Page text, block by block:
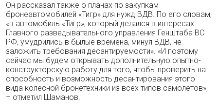
Он рассказал также о планах по закупкам
бронеавтомобилей «Тигр» для нужд ВДВ. По его словам,
«в автомобиль «Тигр», который делался в интересах
Главного разведывательного управления Генштаба ВС
РФ, умудрились в былые времена, минуя ВДВ, не
заложить требования десантируемости». «И поэтому
сейчас мы будем открывать дополнительную опытно-
конструкторскую работу для того, чтобы проверить на
способность и возможность десантирования этого
вида колесной бронетехники из всех типов самолетов»,
– отметил Шаманов.